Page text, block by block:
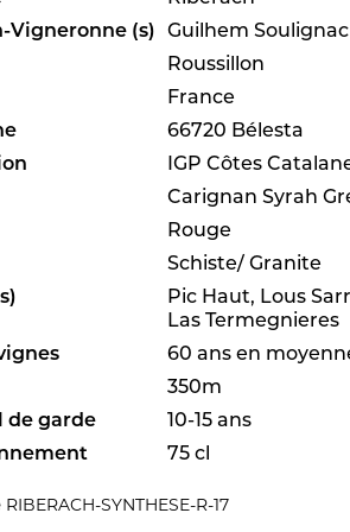
Vigneronne (s)
Guilhem Soulignac
Roussillon
France
66720 Bélesta
IGP Côtes
Carignan Syrah
Rouge
Schiste/ Granite
Pic Haut, Lous
Las Termegnieres
60 ans en
350m
de garde
10-15 ans
75 cl
RIBERACH-SYNTHESE-R-17